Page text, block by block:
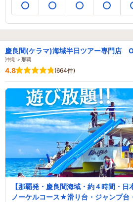
慶良間(ケラマ)海域半日ツアー専門店
沖縄 ＞那覇
4.8 (664件)
【那覇発・慶良間海域・約４時間・日
ノーケルコース★滑り台・ジャンプ台